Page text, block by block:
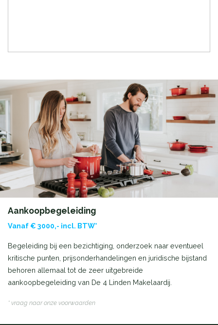
Aankoopbegeleiding
Vanaf € 3000,- incl. BTW*
Begeleiding bij een bezichtiging, onderzoek naar eventueel
kritische punten, prijsonderhandelingen en juridische bijstand
behoren allemaal tot de zeer uitgebreide
aankoopbegeleiding van De 4 Linden Makelaardij.
* vraag naar onze voorwaarden